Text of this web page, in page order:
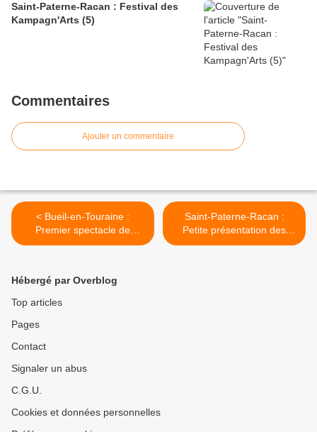
Saint-Paterne-Racan : Festival des
Kampagn'Arts (5)
Commentaires
Ajouter un commentaire
< Bueil-en-Touraine :
Premier spectacle de
l'année pour l'association
Saint-Paterne-Racan :
Petite présentation des
groupes présents au
Hébergé par Overblog
Top articles
Pages
Contact
Signaler un abus
C.G.U.
Cookies et données personnelles